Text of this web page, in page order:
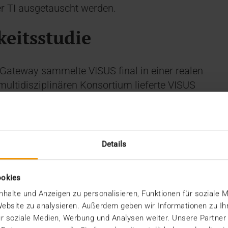
Details
und Anzeigen zu personalisieren, Funktionen für soziale
zu analysieren. Außerdem geben wir Informationen zu
soziale Medien, Werbung und Analysen weiter. Unsere
TI ausgetauscht werden.
sammelte VISUS final in einer realen
Konsortium lieferte VISUS
die Komponenten zum Zugriff auf die
zur Interaktion mit elektronischen
Die Techniker Krankenkasse fungierte
IT Services GmbH und das Sana Klinikum
den Datenverkehr.
Anbindung an die ePA